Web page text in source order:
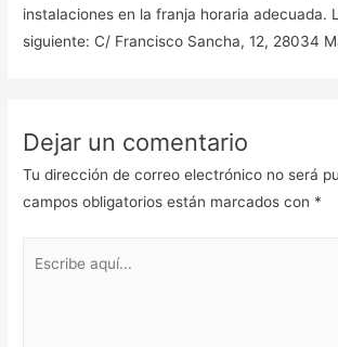
instalaciones en la franja horaria adecuada.
siguiente: C/ Francisco Sancha, 12, 28034
Dejar un comentario
Tu dirección de correo electrónico no será
campos obligatorios están marcados con *